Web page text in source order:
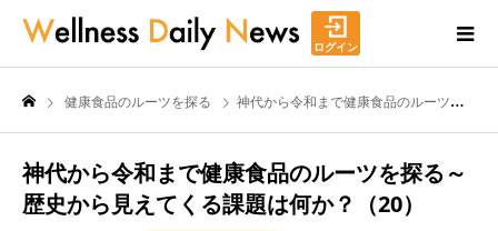
ログイン
健康食品のルーツを探る 神代から令和まで健康食品のルーツを探る～歴史から見えてくる課題は何か？（20）
神代から令和まで健康食品のルーツを探る～
歴史から見えてくる課題は何か？（20）